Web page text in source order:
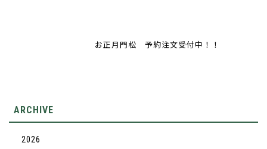
お正月門松 予約注文受付中！！
ARCHIVE
2026